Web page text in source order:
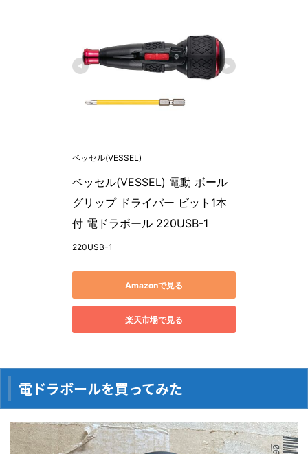
ベッセル(VESSEL)
ベッセル(VESSEL) 電動 ボール
グリップ ドライバー ビット1本
付 電ドラボール 220USB-1
220USB-1
Amazonで見る
楽天市場で見る
電ドラボールを買ってみた